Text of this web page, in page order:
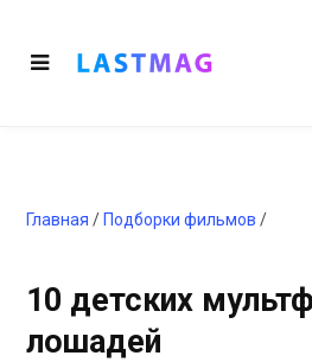
Главная / Подборки фильмов /
10 детских
лошадей